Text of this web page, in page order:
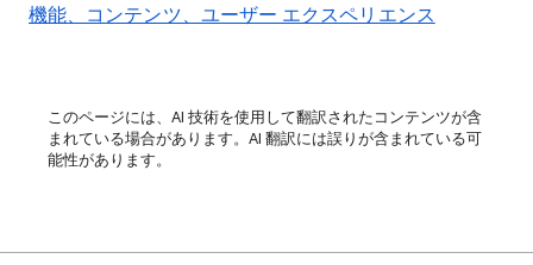
機能、コンテンツ、ユーザー エクスペリエンス
このページには、AI 技術を使用して翻訳されたコンテンツが含
まれている場合があります。AI 翻訳には誤りが含まれている可
能性があります。